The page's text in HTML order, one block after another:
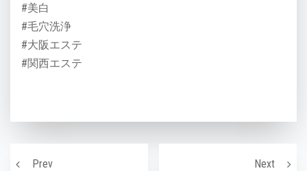
#美白
#毛穴洗浄
#大阪エステ
#関西エステ
Prev
敏感肌におすすめ！美容成分 Nextナッ